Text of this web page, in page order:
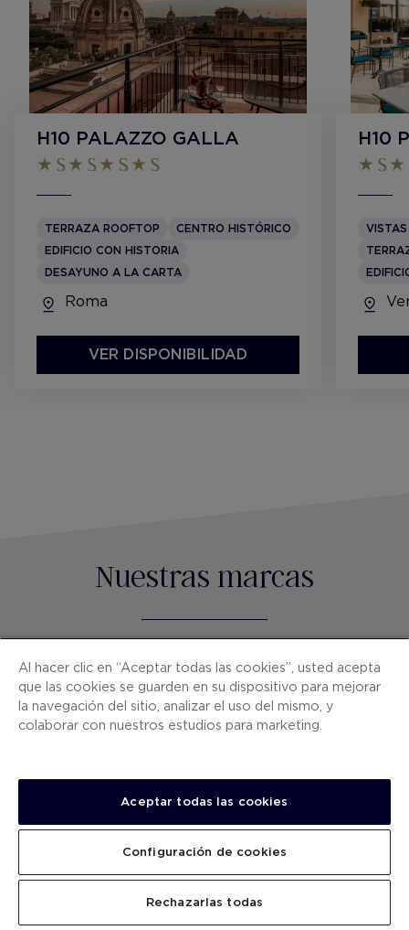
H10 PALAZZO GALLA
TERRAZA ROOFTOP
CENTRO HISTÓRICO
EDIFICIO CON HISTORIA
DESAYUNO A LA CARTA
Roma
VER DISPONIBILIDAD
H10
Nuestras marcas
Hoteles únicos en España y ciudades europeas.
Hoteles Premium en España frente al mar.
Al hacer clic en “Aceptar todas las cookies”, usted acepta
que las cookies se guarden en su dispositivo para mejorar
la navegación del sitio, analizar el uso del mismo, y
colaborar con nuestros estudios para marketing.
Aceptar todas las cookies
Rechazarlas todas
Configuración de cookies